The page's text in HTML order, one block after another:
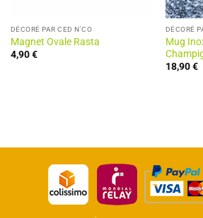
DÉCORÉ PAR CED N'CO
Magnet Ovale Rasta
4,90€
DÉCORÉ
Mug
18,90€